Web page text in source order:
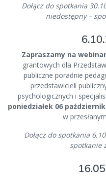
Dołącz do spotkania
niedostępny –
Zapraszamy na webinar
grantowych dla
publiczne poradnie
przedstawicieli
psychologicznych i
poniedziałek 06
w
Dołącz do spotkania
spotkanie